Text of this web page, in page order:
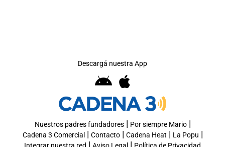
Descargá nuestra App
Nuestros padres fundadores| Por siempre Mario|
Cadena 3 Comercial | Contacto| Cadena Heat | La Popu |
| |